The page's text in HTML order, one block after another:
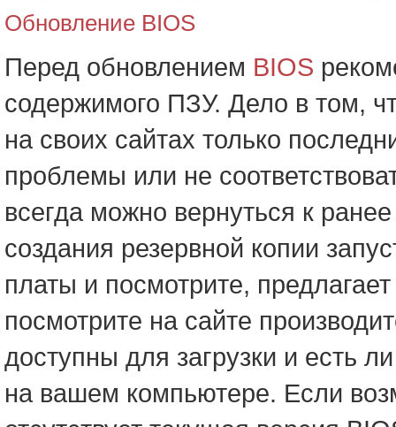
Обновление BIOS
Перед обновлением BIOS
содержимого ПЗУ. Дело в том,
на своих сайтах только
проблемы или не
всегда можно вернуться к
создания резервной копии
платы и посмотрите,
посмотрите на сайте
доступны для загрузки и есть
на вашем компьютере. Если